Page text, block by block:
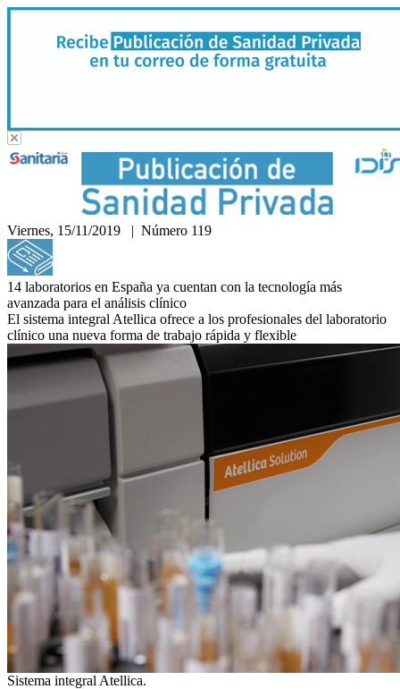
Viernes, 15/11/2019 | Número 119
14 laboratorios en España ya cuentan con la tecnología más
avanzada para el análisis clínico
El sistema integral Atellica ofrece a los profesionales del laboratorio
clínico una nueva forma de trabajo rápida y flexible
Sistema integral Atellica.